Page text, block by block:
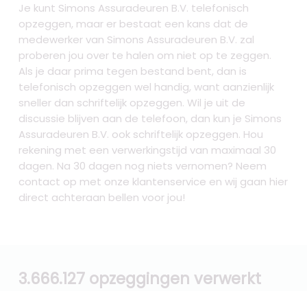
Je kunt Simons Assuradeuren B.V. telefonisch
opzeggen, maar er bestaat een kans dat de
medewerker van Simons Assuradeuren B.V. zal
proberen jou over te halen om niet op te zeggen.
Als je daar prima tegen bestand bent, dan is
telefonisch opzeggen wel handig, want aanzienlijk
sneller dan schriftelijk opzeggen. Wil je uit de
discussie blijven aan de telefoon, dan kun je Simons
Assuradeuren B.V. ook schriftelijk opzeggen. Hou
rekening met een verwerkingstijd van maximaal 30
dagen. Na 30 dagen nog niets vernomen? Neem
contact op met onze klantenservice en wij gaan hier
direct achteraan bellen voor jou!
3.666.127 opzeggingen verwerkt